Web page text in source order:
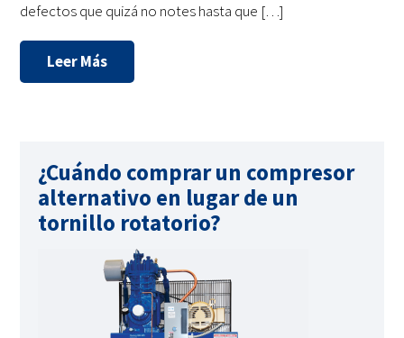
defectos que quizá no notes hasta que […]
Leer Más
¿Cuándo comprar un compresor
alternativo en lugar de un
tornillo rotatorio?